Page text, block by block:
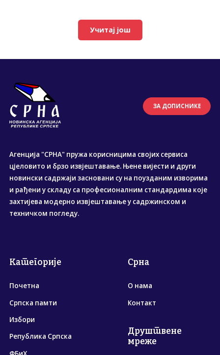
Учитај још
ЗА ДОПИСНИКЕ
Агенција "СРНА" пружа корисницима својих сервиса
цјеловито и брзо извјештавање. Њене вијести и други
новински садржаји засновани су на поузданим изворима
и рађени у складу са професионалним стандардима које
захтијева модерно извјештавање у садржинском и
техничком погледу.
Категорије
Почетна
Српска памти
Избори
Република Српска
Срна
О нама
Контакт
Друштвене
мреже